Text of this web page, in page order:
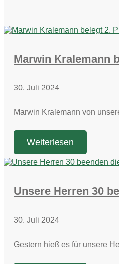
Marwin Kralemann
30. Juli 2024
Marwin Kralemann von
Weiterlesen
Unsere Herren 30
30. Juli 2024
Gestern hieß es für unsere